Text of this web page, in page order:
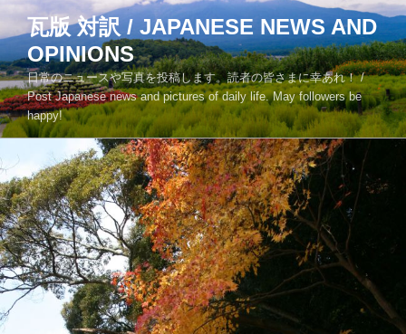
ン
ン
ツ
へ
ス
キ
ッ
プ
瓦版 対訳 / JAPANESE NEWS AND
OPINIONS
日常のニュースや写真を投稿します。読者の皆さまに幸あれ！ /
Post Japanese news and pictures of daily life. May followers be
happy!